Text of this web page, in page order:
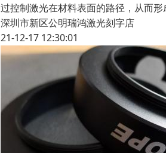
过控制激光在材料表面的路径，从而
深圳市新区公明瑞鸿激光刻字店
21-12-17 12:30:01